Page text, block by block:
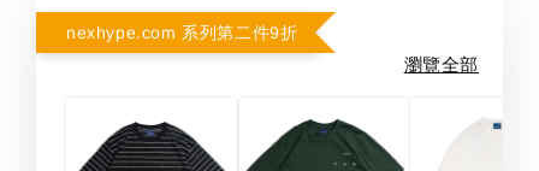
nexhype.com 系列第二件9折
瀏覽全部